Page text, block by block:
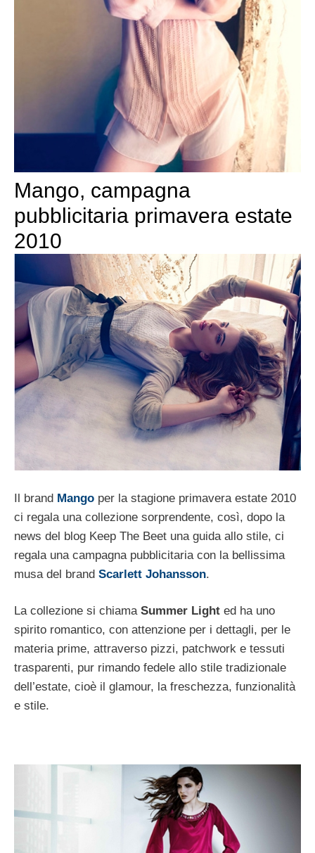
Mango, campagna
pubblicitaria primavera estate
2010
Il brand Mango per la stagione primavera estate 2010
ci regala una collezione sorprendente, così, dopo la
news del blog Keep The Beet una guida allo stile, ci
regala una campagna pubblicitaria con la bellissima
musa del brand Scarlett Johansson.
La collezione si chiama Summer Light ed ha uno
spirito romantico, con attenzione per i dettagli, per le
materia prime, attraverso pizzi, patchwork e tessuti
trasparenti, pur rimando fedele allo stile tradizionale
dell’estate, cioè il glamour, la freschezza, funzionalità
e stile.